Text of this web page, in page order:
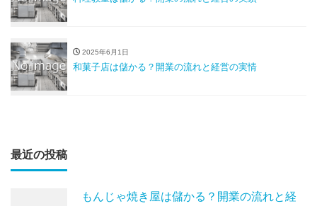
2025年6月1日
和菓子店は儲かる？開業の流れと経営の実情
最近の投稿
もんじゃ焼き屋は儲かる？開業の流れと経